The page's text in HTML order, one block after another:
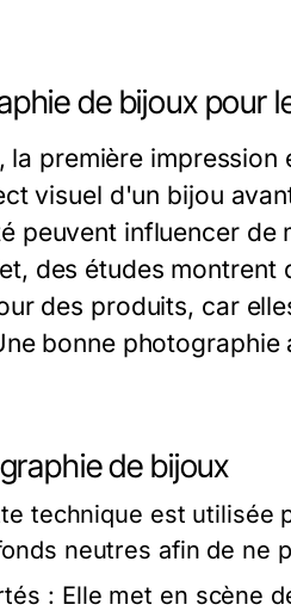
de bijoux pour
première
visuel d'un bijou
peuvent influencer de
des études montrent
des produits, car
bonne
de bijoux
technique est utilisée
neutres afin de ne
: Elle met en scène